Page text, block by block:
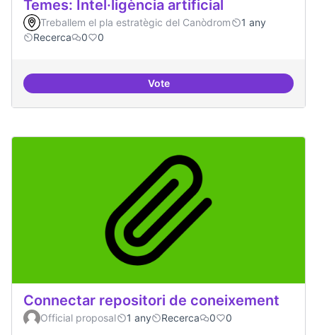
Temes: Intel·ligència artificial
Treballem el pla estratègic del Canòdrom
1 any
Recerca
0 0
VoteTemes: Intel·ligència artificial
Connectar repositori de coneixement
Official proposal 1 any Recerca 0 0